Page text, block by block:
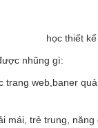
nhũng gì:
web,baner
mái, trẻ trung, năng